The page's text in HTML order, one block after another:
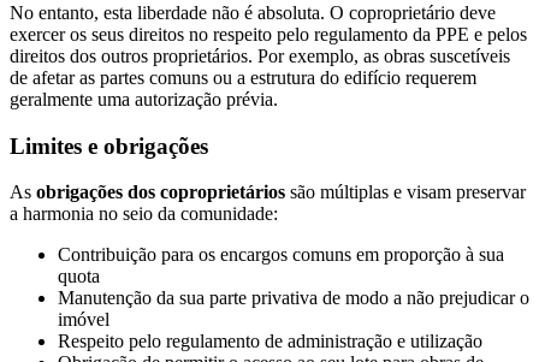
No entanto, esta liberdade não é absoluta. O coproprietário deve
exercer os seus direitos no respeito pelo regulamento da PPE e pelos
direitos dos outros proprietários. Por exemplo, as obras suscetíveis
de afetar as partes comuns ou a estrutura do edifício requerem
geralmente uma autorização prévia.
Limites e obrigações
As obrigações dos coproprietários são múltiplas e visam preservar
a harmonia no seio da comunidade:
Contribuição para os encargos comuns em proporção à sua
quota
Manutenção da sua parte privativa de modo a não prejudicar o
imóvel
Respeito pelo regulamento de administração e utilização